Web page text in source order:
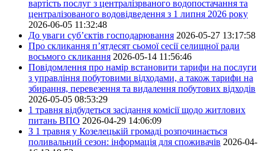
вартість послуг з централізрваного водопостачання та
централізованого водовідведення з 1 липня 2026 року
2026-06-05 11:32:48
До уваги суб’єктів господарювання 2026-05-27 13:17:58
Про скликання п’ятдесят сьомої сесії селищної ради
восьмого скликання 2026-05-14 11:56:46
Повідомлення про намір встановити тарифи на послуги
з управління побутовими відходами, а також тарифи на
збирання, перевезення та видалення побутових відходів
2026-05-05 08:53:29
1 травня відбудеться засідання комісії щодо житлових
питань ВПО 2026-04-29 14:06:09
З 1 травня у Козелецькій громаді розпочинається
поливальний сезон: інформація для споживачів 2026-04-